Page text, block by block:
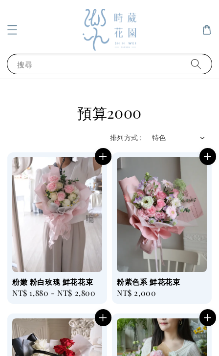
搜尋
預算2000
排列方式 :
粉嫩 粉白玫瑰 鮮花花束
Regular
NT$ 1,880 -NT$ 2,800
粉紫色系 鮮花花束
Regular
NT$ 2,000